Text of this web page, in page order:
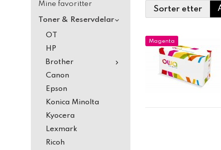
Mine favoritter
Toner & Reservdelar
OT
HP
Brother
Canon
Epson
Konica Minolta
Kyocera
Lexmark
Ricoh
Sorter etter
Magenta